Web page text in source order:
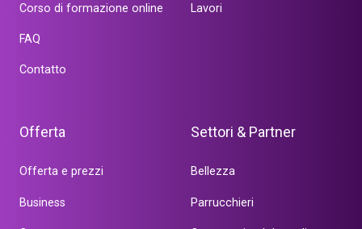
Corso di formazione online
FAQ
Contatto
Lavori
Offerta
Offerta e prezzi
Business
Settori & Partner
Bellezza
Parrucchieri